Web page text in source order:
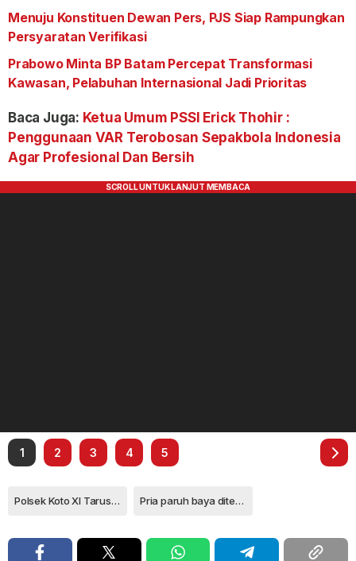
Menuju Konstituen Dewan Pers, PJS Siap Rampungkan
Persyaratan Verifikasi
Prabowo Minta BP Batam Percepat Transformasi
Kawasan, Pelabuhan Internasional Jadi Prioritas
Baca Juga: Ketua Umum PSSI Erick Thohir :
Penggunaan VAR Terobosan Sepakbola Indonesia
Agar Profesional Dan Bersih
1 2 3 4 5
Polsek Koto XI Tarusan Pria paruh baya ditemukan tewas